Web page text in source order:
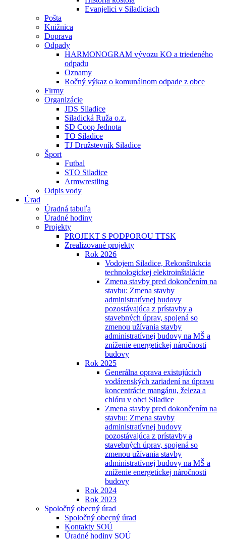
Evanjelici v Siladiciach
Pošta
Knižnica
Doprava
Odpady
HARMONOGRAM vývozu KO a triedeného
odpadu
Oznamy
Ročný výkaz o komunálnom odpade z obce
Firmy
Organizácie
JDS Siladice
Siladická Ruža o.z.
SD Coop Jednota
TO Siladice
TJ Družstevník Siladice
Šport
Futbal
STO Siladice
Armwrestling
Odpis vody
Úrad
Úradná tabuľa
Úradné hodiny
Projekty
PROJEKT S PODPOROU TTSK
Zrealizované projekty
Rok 2026
Vodojem Siladice, Rekonštrukcia
technologickej elektroinštalácie
Zmena stavby pred dokončením na
stavbu: Zmena stavby
administratívnej budovy
pozostávajúca z prístavby a
stavebných úprav, spojená so
zmenou užívania stavby
administratívnej budovy na MŠ a
zníženie energetickej náročnosti
budovy
Rok 2025
Generálna oprava existujúcich
vodárenských zariadení na úpravu
koncentrácie mangánu, železa a
chlóru v obci Siladice
Zmena stavby pred dokončením na
stavbu: Zmena stavby
administratívnej budovy
pozostávajúca z prístavby a
stavebných úprav, spojená so
zmenou užívania stavby
administratívnej budovy na MŠ a
zníženie energetickej náročnosti
budovy
Rok 2024
Rok 2023
Spoločný obecný úrad
Spoločný obecný úrad
Kontakty SOÚ
Úradné hodiny SOÚ